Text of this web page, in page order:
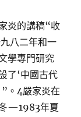
炎的講稿“收
八二年和一
學專門研究
了‘中國古代
。4嚴家炎在
—1983年夏